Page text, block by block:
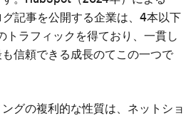
記事を公開する企業は、4本以下
トラフィックを得ており、一貫し
信頼できる成長のてこの一つで
グの複利的な性質は、ネットショ